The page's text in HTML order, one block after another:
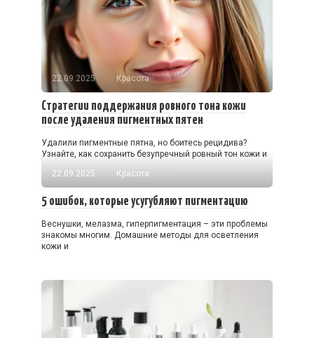
22.09.2025 Красота
Стратегии поддержания ровного тона кожи
после удаления пигментных пятен
Удалили пигментные пятна, но боитесь рецидива?
Узнайте, как сохранить безупречный ровный тон кожи и
22.09.2025
Красота
5 ошибок, которые усугубляют пигментацию
Веснушки, мелазма, гиперпигментация – эти проблемы
знакомы многим. Домашние методы для осветления
кожи и